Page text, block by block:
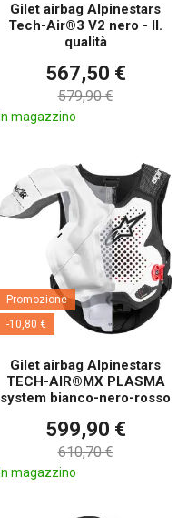
Gilet airbag Alpinestars
Tech-Air®3 V2 nero - II.
qualità
567,50 €
579,90 €
In magazzino
Promozione
-10,80 €
Gilet airbag Alpinestars
TECH-AIR®MX PLASMA
system bianco-nero-rosso
599,90 €
610,70 €
In magazzino